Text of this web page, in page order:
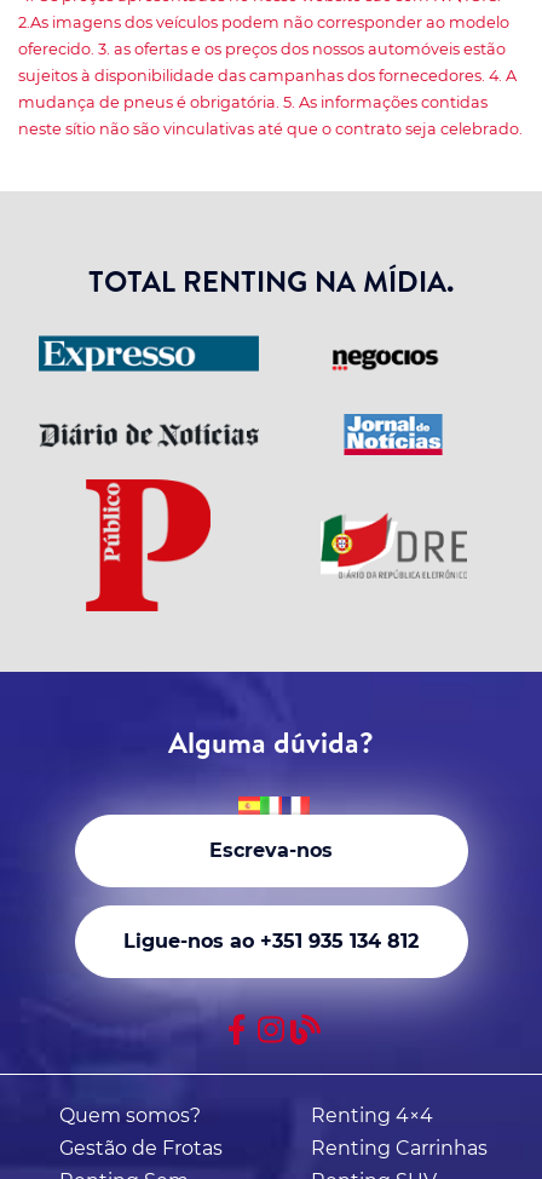
2.As imagens dos veículos podem não corresponder ao modelo
oferecido. 3. as ofertas e os preços dos nossos automóveis estão
sujeitos à disponibilidade das campanhas dos fornecedores. 4. A
mudança de pneus é obrigatória. 5. As informações contidas
neste sítio não são vinculativas até que o contrato seja celebrado.
TOTAL RENTING NA MÍDIA.
Alguma dúvida?
Escreva-nos
Ligue-nos ao +351 935 134 812
Quem somos?
Gestão de Frotas
Renting 4×4
Renting Carrinhas